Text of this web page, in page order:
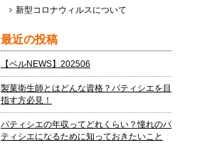
新型コロナウィルスについて
最近の投稿
【ベルNEWS】202506
製菓衛生師とはどんな資格？パティシエを目
指す方必見！
パティシエの年収ってどれくらい？憧れのパ
ティシエになるために知っておきたいこと